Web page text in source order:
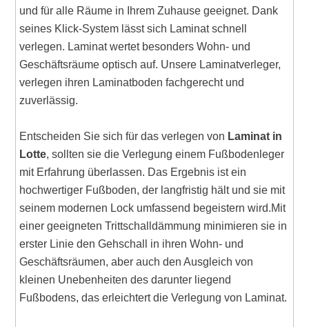
und für alle Räume in Ihrem Zuhause geeignet. Dank
seines Klick-System lässt sich Laminat schnell
verlegen. Laminat wertet besonders Wohn- und
Geschäftsräume optisch auf. Unsere Laminatverleger,
verlegen ihren Laminatboden fachgerecht und
zuverlässig.
Entscheiden Sie sich für das verlegen von Laminat in
Lotte, sollten sie die Verlegung einem Fußbodenleger
mit Erfahrung überlassen. Das Ergebnis ist ein
hochwertiger Fußboden, der langfristig hält und sie mit
seinem modernen Lock umfassend begeistern wird.Mit
einer geeigneten Trittschalldämmung minimieren sie in
erster Linie den Gehschall in ihren Wohn- und
Geschäftsräumen, aber auch den Ausgleich von
kleinen Unebenheiten des darunter liegend
Fußbodens, das erleichtert die Verlegung von Laminat.